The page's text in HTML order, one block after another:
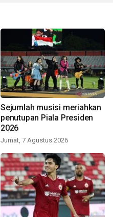
Sejumlah musisi meriahkan
penutupan Piala Presiden
2026
Jumat, 7 Agustus 2026